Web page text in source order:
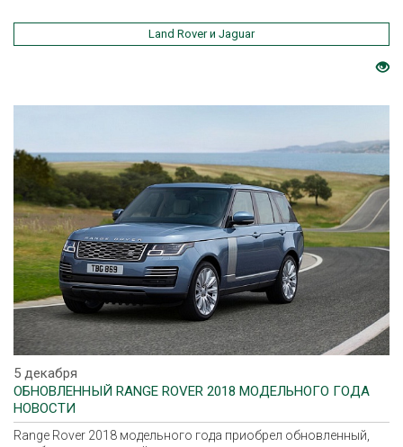
Land Rover и Jaguar
5 декабря
ОБНОВЛЕННЫЙ RANGE ROVER 2018 МОДЕЛЬНОГО ГОДА
НОВОСТИ
Range Rover 2018 модельного года приобрел обновленный,